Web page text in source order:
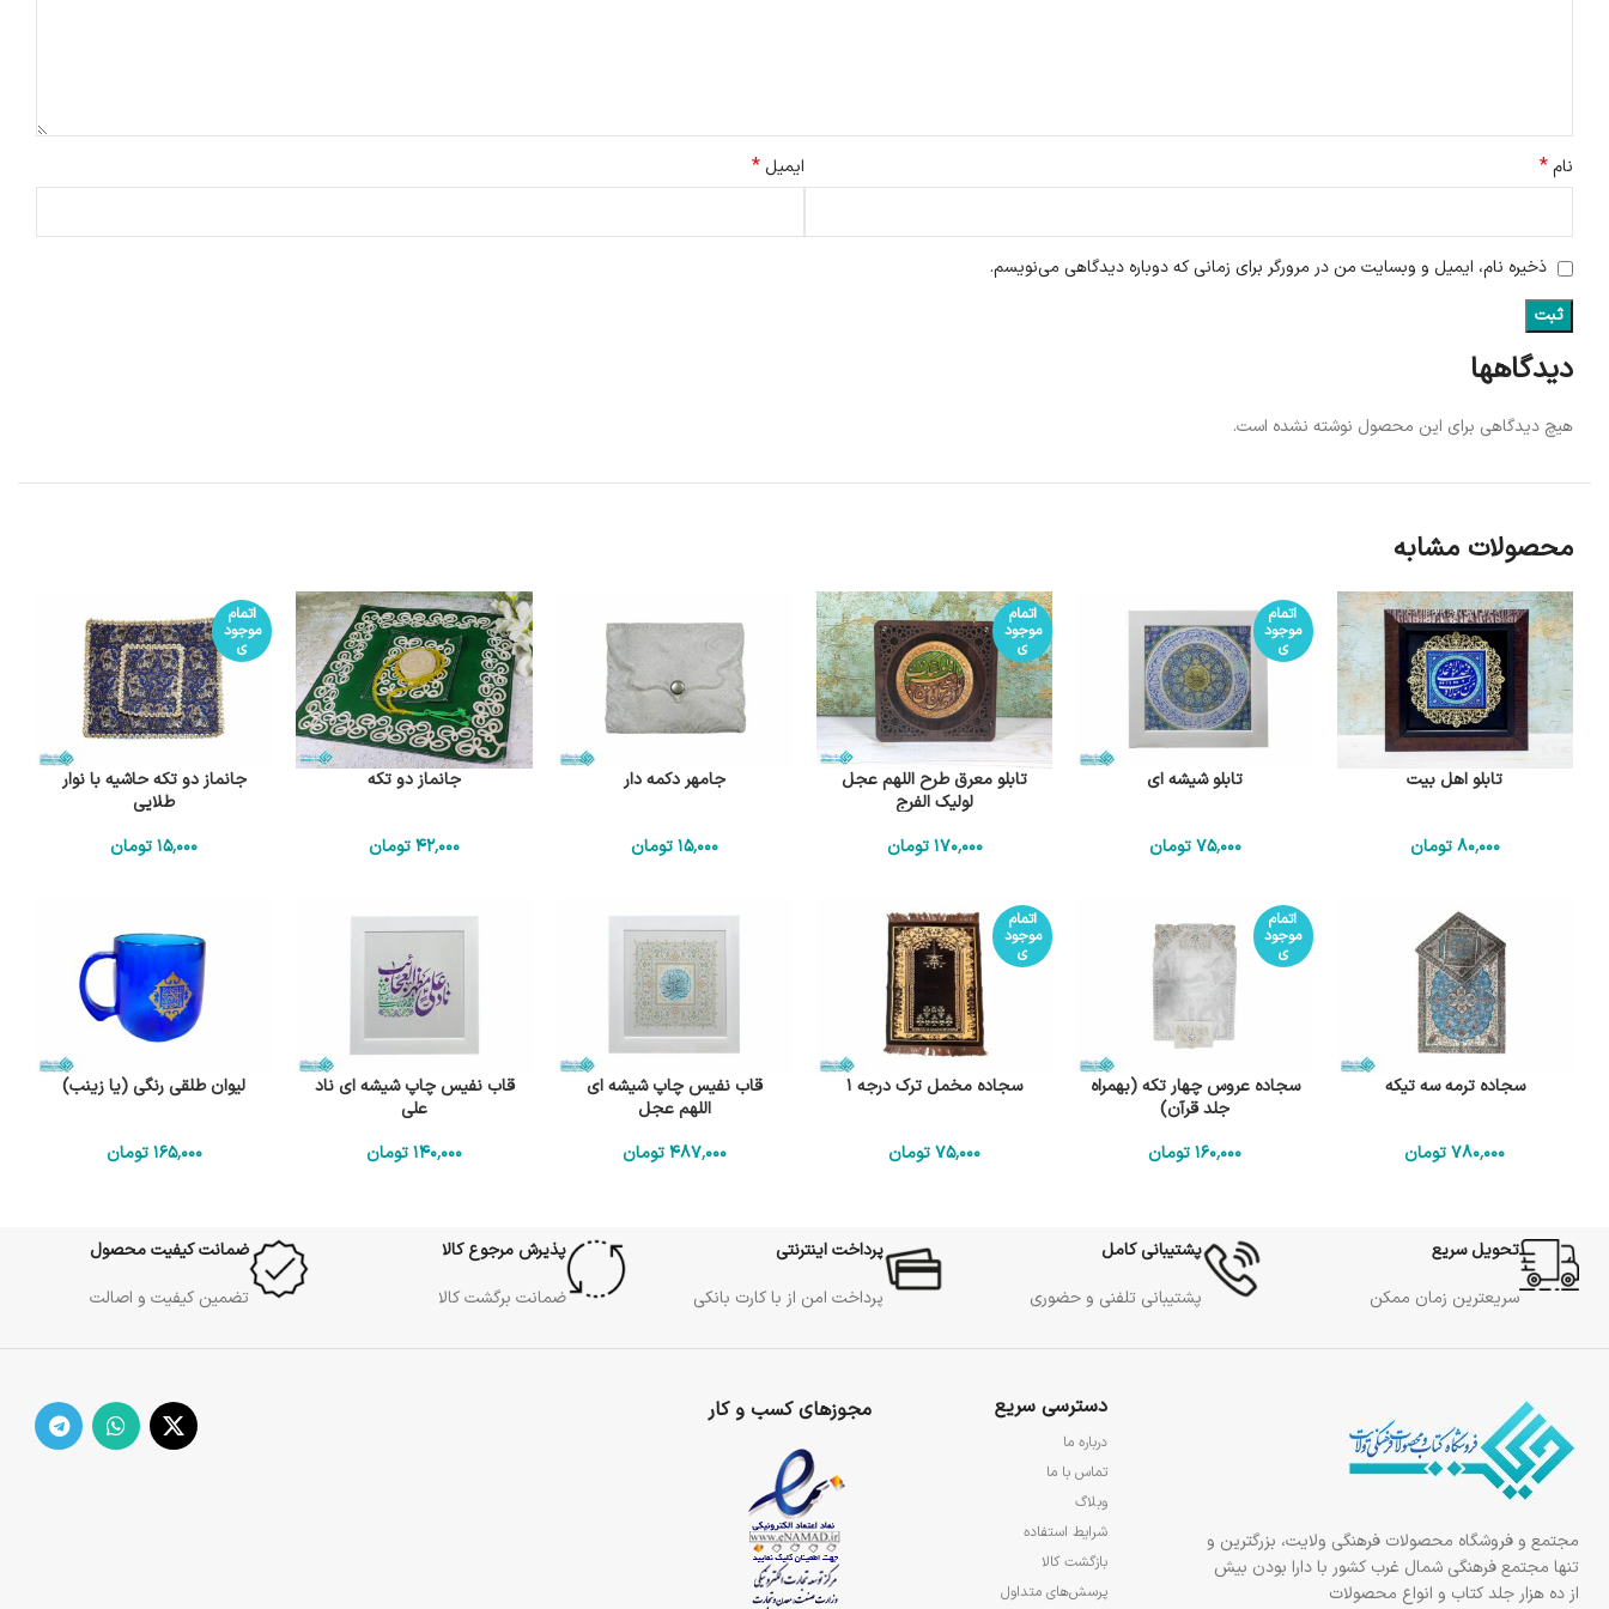
دیدگاهها
هیچ دیدگاهی برای این محصول نوشته نشده است.
نام* ایمیل*
ذخیره نام، ایمیل و وبسایت من در مرورگر برای زمانی که دوباره دیدگاهی می‌نویسم.
محصولات مشابه
تابلو اهل بیت
80٬000تومان
اتمام
موجود
ی
تابلو شیشه ای
75٬000 تومان
اتمام
موجود
ی
تابلو معرق طرح اللهم عجل
لولیک الفرج
170٬000 تومان
جامهر دکمه دار
15٬000تومان
جانماز دو تکه
42٬000تومان
اتمام
موجود
ی
جانماز دو تکه حاشیه با نوار
طلایی
15٬000 تومان
سجاده ترمه سه تیکه
780٬000 تومان
اتمام
موجود
ی
سجاده عروس چهار تکه (بهمراه
جلد قرآن)
160٬000تومان
اتمام
موجود
ی
سجاده مخمل ترک درجه 1
75٬000تومان
قاب نفیس چاپ شیشه ای
اللهم عجل
487٬000تومان
قاب نفیس چاپ شیشه ای ناد
علی
140٬000تومان
لیوان طلقی رنگی (یا زینب)
165٬000 تومان
تحویل سریع
سریعترین زمان ممکن
پشتیبانی کامل
پشتیبانی تلفنی و حضوری
پرداخت اینترنتی
پرداخت امن از با کارت بانکی
پذیرش مرجوع کالا
ضمانت برگشت کالا
ضمانت کیفیت محصول
تضمین کیفیت و اصالت
مجتمع و فروشگاه محصولات فرهنگی ولایت، بزرگترین و
تنها مجتمع فرهنگی شمال غرب کشور با دارا بودن بیش
از ده هزار جلد کتاب و انواع محصولات
دسترسی سریع
درباره ما
تماس با ما
وبلاگ
شرایط استفاده
بازگشت کالا
پرسش‌های متداول
مجوزهای کسب و کار